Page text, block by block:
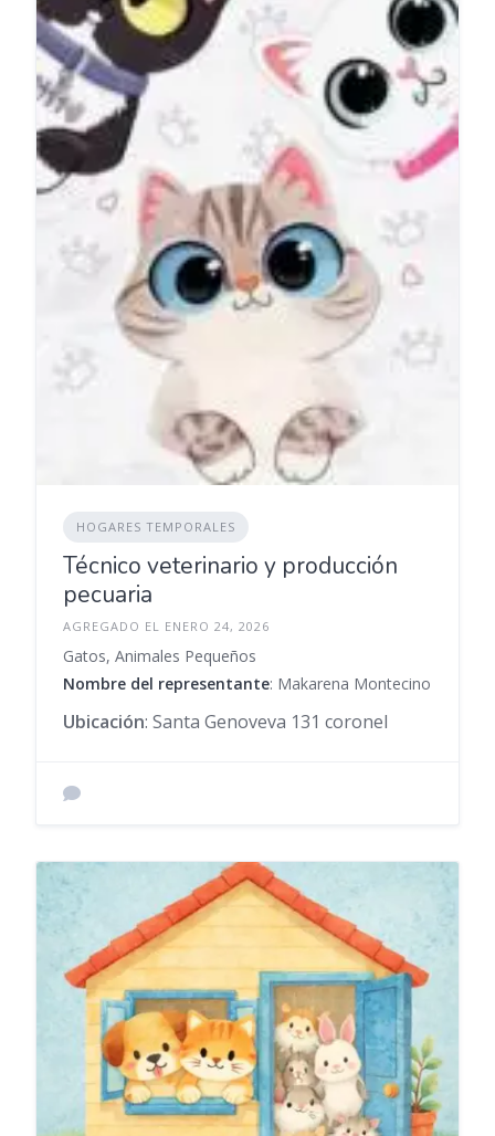
HOGARES TEMPORALES
Técnico veterinario y producción
pecuaria
AGREGADO EL ENERO 24, 2026
Gatos, Animales Pequeños
Nombre del representante: Makarena Montecino
Ubicación: Santa Genoveva 131 coronel